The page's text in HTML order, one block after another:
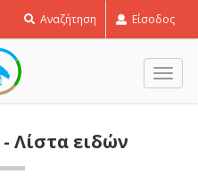
Αναζήτηση Είσοδος
Λίστα ειδών